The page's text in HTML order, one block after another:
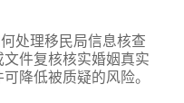
处理移民局信息核查
件复核核实婚姻真实
降低被质疑的风险。